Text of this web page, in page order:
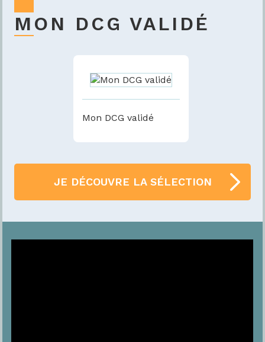
MON DCG VALIDÉ
Mon DCG validé
JE DÉCOUVRE LA SÉLECTION